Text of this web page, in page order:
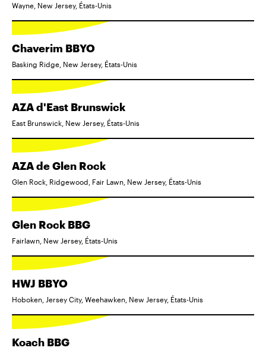
Wayne, New Jersey, États-Unis
Chaverim BBYO
Basking Ridge, New Jersey, États-Unis
AZA d'East Brunswick
East Brunswick, New Jersey, États-Unis
AZA de Glen Rock
Glen Rock, Ridgewood, Fair Lawn, New Jersey, États-Unis
Glen Rock BBG
Fairlawn, New Jersey, États-Unis
HWJ BBYO
Hoboken, Jersey City, Weehawken, New Jersey, États-Unis
Koach BBG